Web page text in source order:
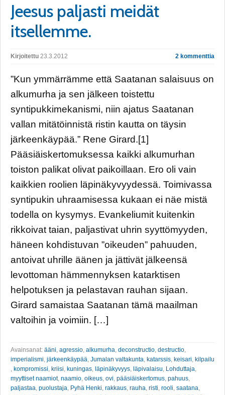
Jeesus paljasti meidät
itsellemme.
Kirjoitettu 23.3.2012 2 kommenttia
”Kun ymmärrämme että Saatanan salaisuus on
alkumurha ja sen jälkeen toistettu
syntipukkimekanismi, niin ajatus Saatanan
vallan mitätöinnistä ristin kautta on täysin
järkeenkäypää.” Rene Girard.[1]
Pääsiäiskertomuksessa kaikki alkumurhan
toiston palikat olivat paikoillaan. Ero oli vain
kaikkien roolien läpinäkyvyydessä. Toimivassa
syntipukin uhraamisessa kukaan ei näe mistä
todella on kysymys. Evankeliumit kuitenkin
rikkoivat taian, paljastivat uhrin syyttömyyden,
häneen kohdistuvan ”oikeuden” pahuuden,
antoivat uhrille äänen ja jättivät jälkeensä
levottoman hämmennyksen katarktisen
helpotuksen ja pelastavan rauhan sijaan.
Girard samaistaa Saatanan tämä maailman
valtoihin ja voimiin. […]
Avainsanat: ääni agressio alkumurha deconstructio destructio
imperialismi järkeenkäypää Jumalan valtakunta katarssis keisari kilpailu
kompromissi kriisi kuningas läpinäkyvyys läpivalaisu Lohduttaja
myyttiset naamiot, naamio oikeus ovi pääsiäiskertomus pahuus
paljastaa puolustaja Pyhä Henki rakkaus rauha risti rooli saatana